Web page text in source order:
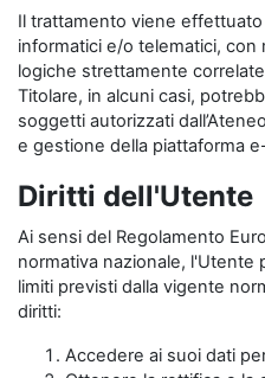
Il trattamento viene
informatici e/o telematici, con
logiche strettamente
Titolare, in alcuni casi,
soggetti autorizzati
e gestione della piattaforma
Diritti dell'Utente
Ai sensi del Regolamento
normativa nazionale, l'Utente
limiti previsti dalla vigente
diritti:
Accedere ai suoi dati